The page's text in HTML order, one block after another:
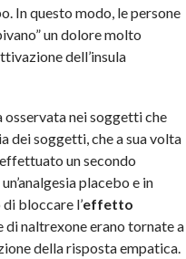
In questo modo, le persone
un dolore molto
dell’insula
osservata nei soggetti che
dei soggetti, che a sua volta
un secondo
placebo e in
bloccare l’effetto
di naltrexone erano tornate a
della risposta empatica.